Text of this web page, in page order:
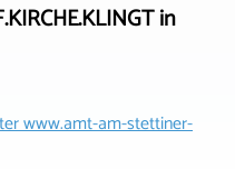
in
www.amt-am-stettiner-